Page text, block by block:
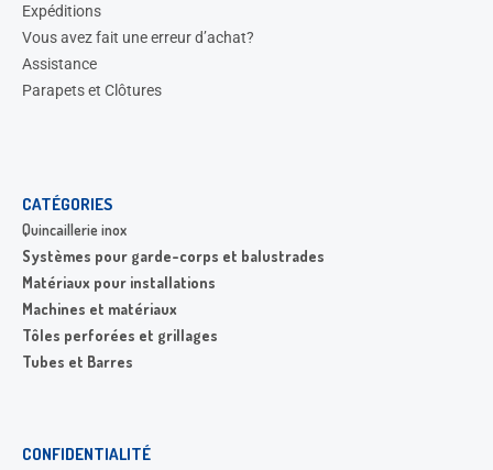
Expéditions
Vous avez fait une erreur d’achat?
Assistance
Parapets et Clôtures
CATÉGORIES
Quincaillerie inox
Systèmes pour garde-corps et balustrades
Matériaux pour installations
Machines et matériaux
Tôles perforées et grillages
Tubes et Barres
CONFIDENTIALITÉ